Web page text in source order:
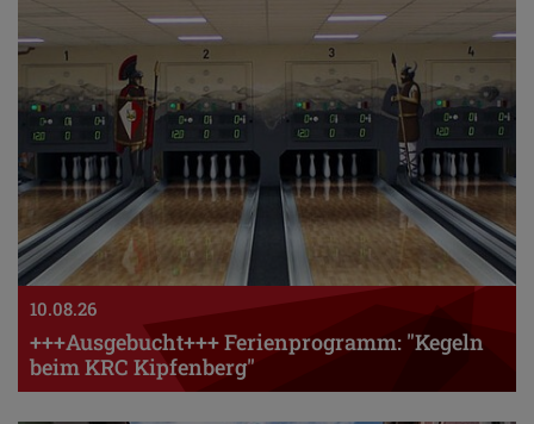
10.08.26
+++Ausgebucht+++ Ferienprogramm: "Kegeln
beim KRC Kipfenberg"